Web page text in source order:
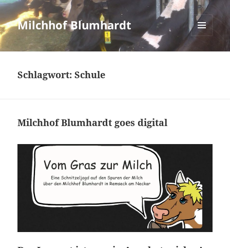
Milchhof Blumhardt
MENÜ
Schlagwort:Schule
Milchhof Blumhardt goes digital